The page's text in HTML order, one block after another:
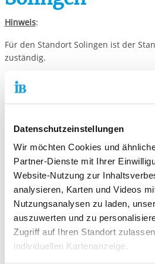
Datenschutzeinstellungen
Wir möchten Cookies und
Partner-Dienste mit Ihrer
Website-Nutzung zur
analysieren, Karten und Videos
Nutzungsanalysen zu laden,
auszuwerten und zu
Zugriff auf Ihren Standort
individuellen Kartenanzeige.
Hinweis:
Für den Standort Solingen ist der
zuständig.
Kontaktformular
Die mit einem Sternchen ( )
Pflichtfelder.
Anrede *
Video